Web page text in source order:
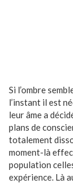
Si l’ombre
l’instant il est
leur âme a
plans de
totalement
moment-là
population
expérience. Là